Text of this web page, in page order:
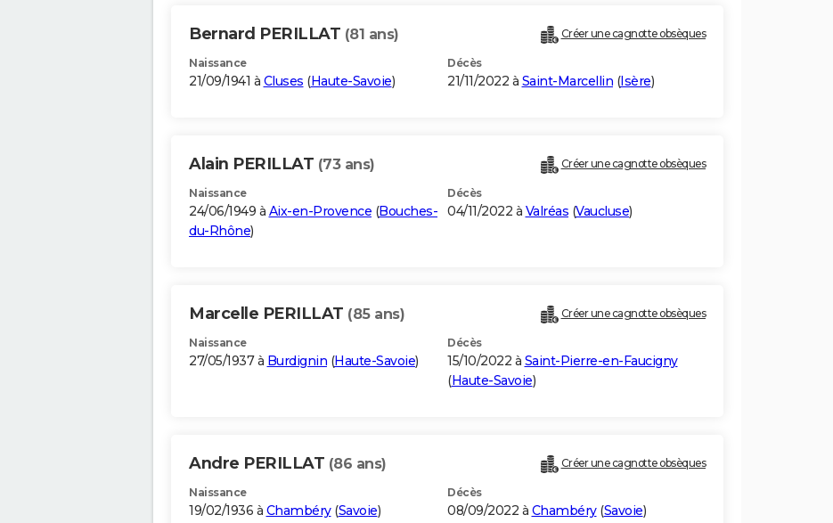
Bernard PERILLAT (81 ans) Créer une cagnotte obsèques
Naissance
21/09/1941 à Cluses (Haute-Savoie)
Décès
21/11/2022 à Saint-Marcellin (Isère)
Alain PERILLAT (73 ans) Créer une cagnotte obsèques
Naissance
24/06/1949 à Aix-en-Provence (Bouches-
du-Rhône)
Décès
04/11/2022 à Valréas (Vaucluse)
Marcelle PERILLAT (85 ans) Créer une cagnotte obsèques
Naissance
27/05/1937 à Burdignin (Haute-Savoie)
Décès
15/10/2022 à Saint-Pierre-en-Faucigny
(Haute-Savoie)
Andre PERILLAT (86 ans) Créer une cagnotte obsèques
Naissance
19/02/1936 à Chambéry(Savoie)
Décès
08/09/2022 à Chambéry(Savoie)